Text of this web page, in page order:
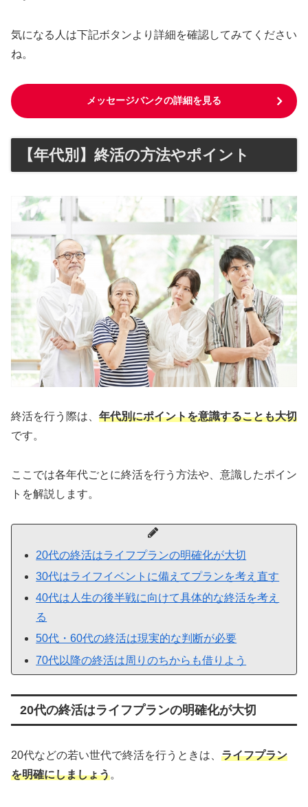
気になる人は下記ボタンより詳細を確認してみてください
ね。
メッセージバンクの詳細を見る
【年代別】終活の方法やポイント
終活を行う際は、 年代別にポイントを意識することも大切
です。
ここでは各年代ごとに終活を行う方法や、意識したポイン
トを解説します。
20代の終活はライフプランの明確化が大切
30代はライフイベントに備えてプランを考え直す
40代は人生の後半戦に向けて具体的な終活を考え
る
50代・60代の終活は現実的な判断が必要
70代以降の終活は周りのちからも借りよう
20代の終活はライフプランの明確化が大切
20代などの若い世代で終活を行うときは、 ライフプラン
を明確にしましょう。